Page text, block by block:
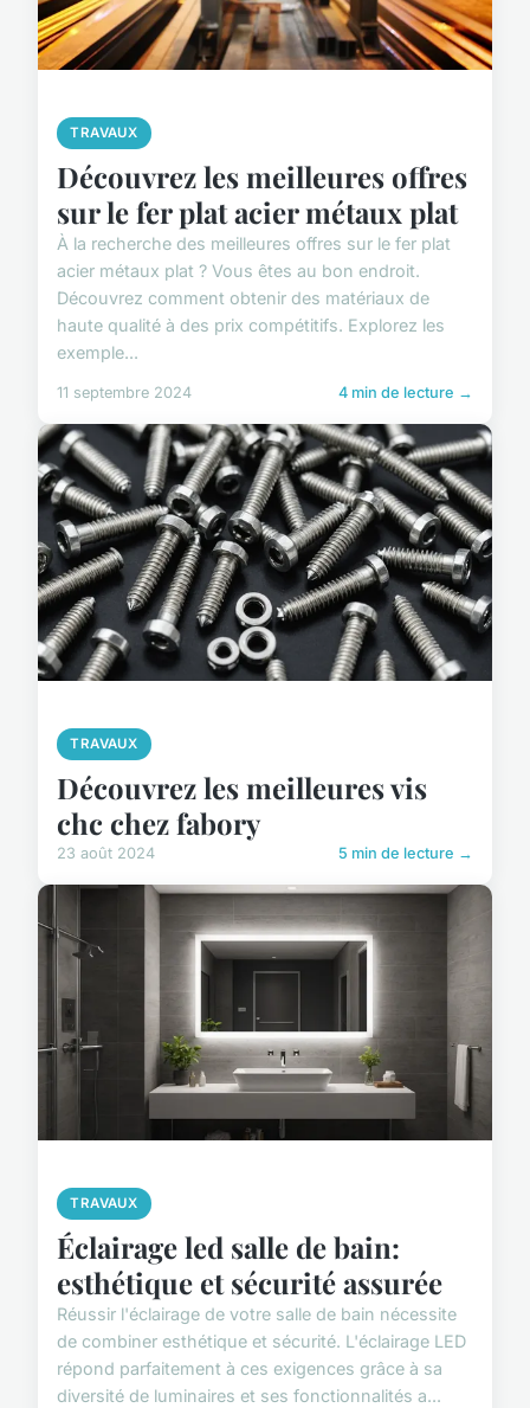
TRAVAUX
Découvrez les meilleures offres
sur le fer plat acier métaux plat
À la recherche des meilleures offres sur le fer plat
acier métaux plat ? Vous êtes au bon endroit.
Découvrez comment obtenir des matériaux de
haute qualité à des prix compétitifs. Explorez les
exemple...
11 septembre 2024 4 min de lecture →
TRAVAUX
Découvrez les meilleures vis
chc chez fabory
23 août 2024 5 min de lecture →
TRAVAUX
Éclairage led salle de bain:
esthétique et sécurité assurée
Réussir l'éclairage de votre salle de bain nécessite
de combiner esthétique et sécurité. L'éclairage LED
répond parfaitement à ces exigences grâce à sa
diversité de luminaires et ses fonctionnalités a...